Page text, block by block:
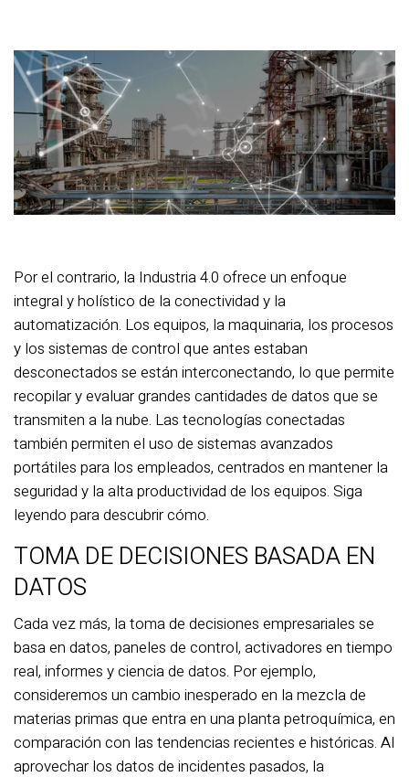
Por el contrario, la Industria 4.0 ofrece un enfoque
integral y holístico de la conectividad y la
automatización. Los equipos, la maquinaria, los procesos
y los sistemas de control que antes estaban
desconectados se están interconectando, lo que permite
recopilar y evaluar grandes cantidades de datos que se
transmiten a la nube. Las tecnologías conectadas
también permiten el uso de sistemas avanzados
portátiles para los empleados, centrados en mantener la
seguridad y la alta productividad de los equipos. Siga
leyendo para descubrir cómo.
TOMA DE DECISIONES BASADA EN
DATOS
Cada vez más, la toma de decisiones empresariales se
basa en datos, paneles de control, activadores en tiempo
real, informes y ciencia de datos. Por ejemplo,
consideremos un cambio inesperado en la mezcla de
materias primas que entra en una planta petroquímica, en
comparación con las tendencias recientes e históricas. Al
aprovechar los datos de incidentes pasados, la